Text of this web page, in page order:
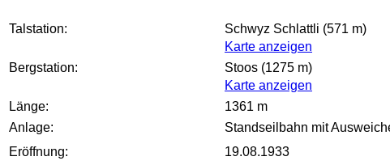
Talstation:
Schwyz Schlattli (571 m)
Karte anzeigen
Bergstation:
Stoos (1275 m)
Karte anzeigen
Länge:
1361 m
Anlage:
Standseilbahn mit
Eröffnung:
19.08.1933